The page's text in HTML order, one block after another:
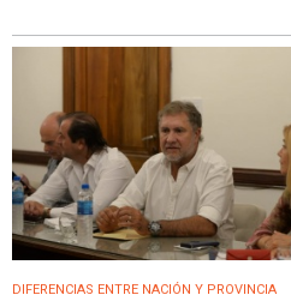
DIFERENCIAS ENTRE NACIÓN Y PROVINCIA